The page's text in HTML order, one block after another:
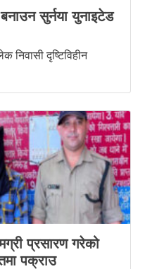
सुर्नया युनाइटेड
निवासी दृष्टिविहीन
प्रसारण गरेको
पक्राउ